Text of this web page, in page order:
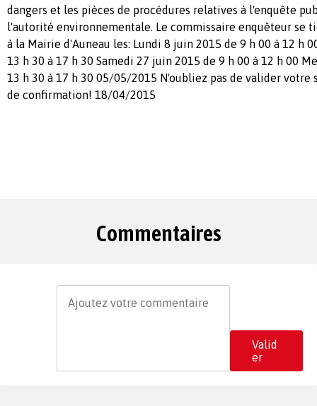
dangers et les pièces de procédures relatives à l'enquête
l'autorité environnementale. Le commissaire enquêteur se
à la Mairie d'Auneau les: Lundi 8 juin 2015 de 9 h 00 à 12 h
13 h 30 à 17 h 30 Samedi 27 juin 2015 de 9 h 00 à 12 h 00
13 h 30 à 17 h 30 05/05/2015 N'oubliez pas de valider votre
de confirmation! 18/04/2015
Commentaires
Valid
er